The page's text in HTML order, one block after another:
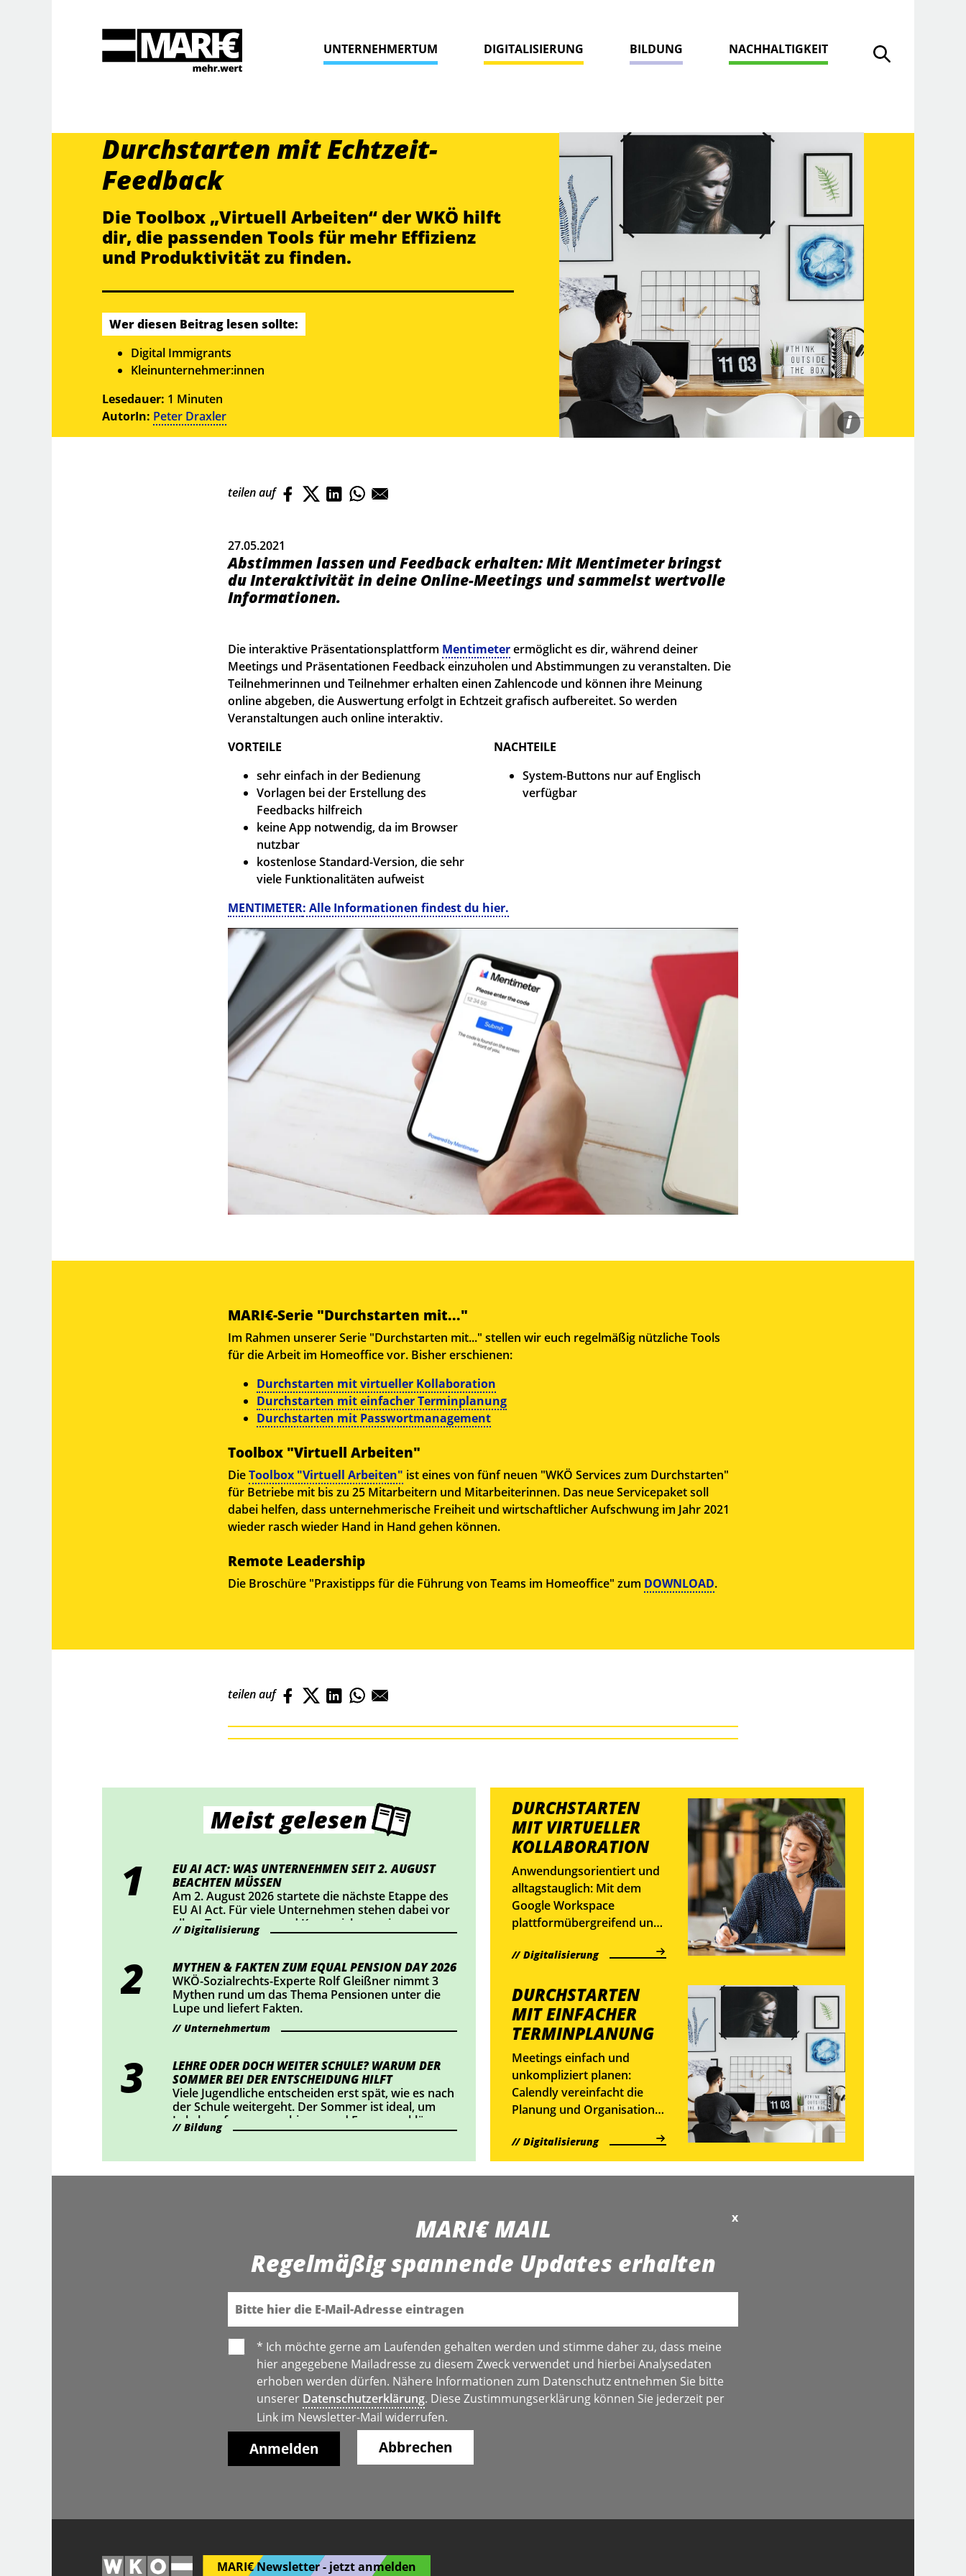
Suche öffnen
Suche
UNTERNEHMERTUM DIGITALISIERUNG BILDUNG NACHHALTIGKEIT
Durchstarten mit Echtzeit-
Feedback
Die Toolbox „Virtuell Arbeiten“ der WKÖ hilft
dir, die passenden Tools für mehr Effizienz
und Produktivität zu finden.
Wer diesen Beitrag lesen sollte:
Digital Immigrants
Kleinunternehmer:innen
Lesedauer: 1 Minuten
AutorIn: Peter Draxler i
teilen auf
27.05.2021
Abstimmen lassen und Feedback erhalten: Mit Mentimeter bringst
du Interaktivität in deine Online-Meetings und sammelst wertvolle
Informationen.
Die interaktive Präsentationsplattform Mentimeterermöglicht es dir, während deiner
Meetings und Präsentationen Feedback einzuholen und Abstimmungen zu veranstalten. Die
Teilnehmerinnen und Teilnehmer erhalten einen Zahlencode und können ihre Meinung
online abgeben, die Auswertung erfolgt in Echtzeit grafisch aufbereitet. So werden
Veranstaltungen auch online interaktiv.
VORTEILE
sehr einfach in der Bedienung
Vorlagen bei der Erstellung des
Feedbacks hilfreich
keine App notwendig, da im Browser
nutzbar
kostenlose Standard-Version, die sehr
viele Funktionalitäten aufweist
NACHTEILE
System-Buttons nur auf Englisch
verfügbar
MENTIMETER: Alle Informationen findest du hier.
MARI€-Serie "Durchstarten mit..."
Im Rahmen unserer Serie "Durchstarten mit..." stellen wir euch regelmäßig nützliche Tools
für die Arbeit im Homeoffice vor. Bisher erschienen:
Durchstarten mit virtueller Kollaboration
Durchstarten mit einfacher Terminplanung
Durchstarten mit Passwortmanagement
Toolbox "Virtuell Arbeiten"
DieToolbox "Virtuell Arbeiten" ist eines von fünf neuen "WKÖ Services zum Durchstarten"
für Betriebe mit bis zu 25 Mitarbeitern und Mitarbeiterinnen. Das neue Servicepaket soll
dabei helfen, dass unternehmerische Freiheit und wirtschaftlicher Aufschwung im Jahr 2021
wieder rasch wieder Hand in Hand gehen können.
Remote Leadership
Die Broschüre "Praxistipps für die Führung von Teams im Homeoffice" zum DOWNLOAD.
teilen auf
Meist gelesen
EU AI ACT: WAS UNTERNEHMEN SEIT 2. AUGUST
BEACHTEN MÜSSEN
Am 2. August 2026 startete die nächste Etappe des
EU AI Act. Für viele Unternehmen stehen dabei vor
allem Transparenz und Kennzeichnung im
Mittelpunkt. Wer KI-Chatbots einsetzt oder
sollte jetzt prüfen, ob Handlungsbedarf besteht.
Digitalisierung
MYTHEN & FAKTEN ZUM EQUAL PENSION DAY 2026
WKÖ-Sozialrechts-Experte Rolf Gleißner nimmt 3
Mythen rund um das Thema Pensionen unter die
Lupe und liefert Fakten.
Unternehmertum
LEHRE ODER DOCH WEITER SCHULE? WARUM DER
SOMMER BEI DER ENTSCHEIDUNG HILFT
Viele Jugendliche entscheiden erst spät, wie es nach
der Schule weitergeht. Der Sommer ist ideal, um
Lehrberufe auszuprobieren und Fragen zu klären.
Bildung
DURCHSTARTEN
MIT VIRTUELLER
KOLLABORATION
Anwendungsorientiert und
alltagstauglich: Mit dem
Google Workspace
plattformübergreifend und
zusammenarbeiten.
Digitalisierung
DURCHSTARTEN
MIT EINFACHER
TERMINPLANUNG
Meetings einfach und
unkompliziert planen:
Calendly vereinfacht die
Planung und Organisation
Digitalisierung
x
MARI€ MAIL
Regelmäßig spannende Updates erhalten
E-Mail
* Ich möchte gerne am Laufenden gehalten werden und stimme daher zu, dass meine
hier angegebene Mailadresse zu diesem Zweck verwendet und hierbei Analysedaten
erhoben werden dürfen. Nähere Informationen zum Datenschutz entnehmen Sie bitte
unserer Datenschutzerklärung. Diese Zustimmungserklärung können Sie jederzeit per
Link im Newsletter-Mail widerrufen.
Abbrechen
MARI€ Newsletter - jetzt anmelden